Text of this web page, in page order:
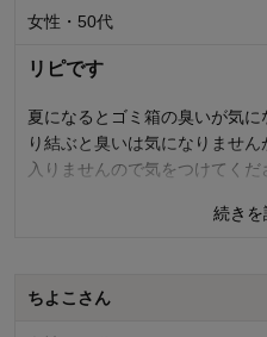
女性・50代
リピです
夏になるとゴミ箱の臭いが気
り結ぶと臭いは気になりませ
入りませんので気をつけてくだ
人が参
続きを
ちよこさん